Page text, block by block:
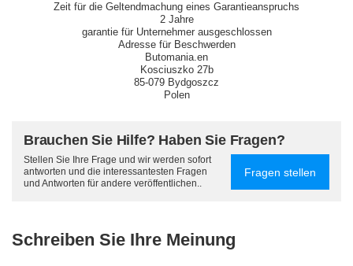
Zeit für die Geltendmachung eines Garantieanspruchs
2 Jahre
garantie für Unternehmer ausgeschlossen
Adresse für Beschwerden
Butomania.en
Kosciuszko 27b
85-079 Bydgoszcz
Polen
Brauchen Sie Hilfe? Haben Sie Fragen?
Stellen Sie Ihre Frage und wir werden sofort
antworten und die interessantesten Fragen
und Antworten für andere veröffentlichen..
Fragen stellen
Schreiben Sie Ihre Meinung